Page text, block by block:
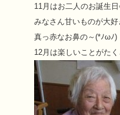
11月はお二人のお誕生
みなさん甘いものが大
真っ赤なお鼻の～(*ﾉωﾉ
12月は楽しいことがた